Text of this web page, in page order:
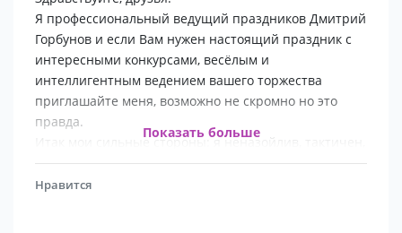
Я профессиональный ведущий праздников Дмитрий
Горбунов и если Вам нужен настоящий праздник с
интересными конкурсами, весёлым и
интеллигентным ведением вашего торжества
приглашайте меня, возможно не скромно но это
правда.
Итак мои сильные стороны: я неназойлив, тактичен,
всегда позитивен, музыкален и оригинален. Лучшее
сочетание цены и качества услуг. Помогу не просто
Показать больше
Нравится